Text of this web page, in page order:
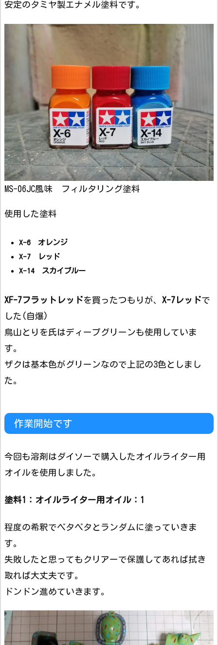
安定のタミヤ製エナメル塗料です。
MS-06JC風味 フィルタリング塗料
使用した塗料
X-6 オレンジ
X-7 レッド
X-14 スカイブルー
XF-7フラットレッドを買ったつもりが、 X-7レッドで
した(自爆)
鳥山とりを氏はディープグリーンも使用していま
す。
ザクは基本色がグリーンなので上記の3色としまし
た。
作業開始です
今回も溶剤はダイソーで購入したオイルライター用
オイルを使用しました。
塗料1：オイルライター用オイル：1
程度の希釈でペタペタとランダムに塗っていきま
す。
失敗したと思ってもクリアーで保護してあれば拭き
取れば大丈夫です。
ドンドン進めていきます。